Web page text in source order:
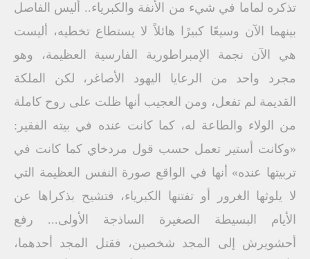
تذكره لماما في شيء من الأنفة والكبرياء.. أليس الفاصل
بينهما الآن وسيعًا كبيرًا هائلاً لا يستطاع تخطيه، أليست
هي الآن نجمة الإمبراطورية الفارسية العظيمة، وهو
مجرد واحد من الرعايا اليهود الأصاغر، لكن الملكة
القديمة لم تفعل، ومن العجيب أنها ظلت على روح كاملة
من الولاء والطاعة له، كما كانت عنده في بيته الفقير:
«وكانت أستير تعمل حسب قول مردخاي كما كانت في
تربيتها عنده» أنها في الواقع صورة النفس العظيمة التي
لا يلوثها الغرور أو تفتنها الكبرياء، فتشيح بذكراها عن
الأيام البسيطة الصغيرة الساذجة الأولى... رفع
أحشويرش إلى المجد شخصين، فقتل المجد أحدهما،